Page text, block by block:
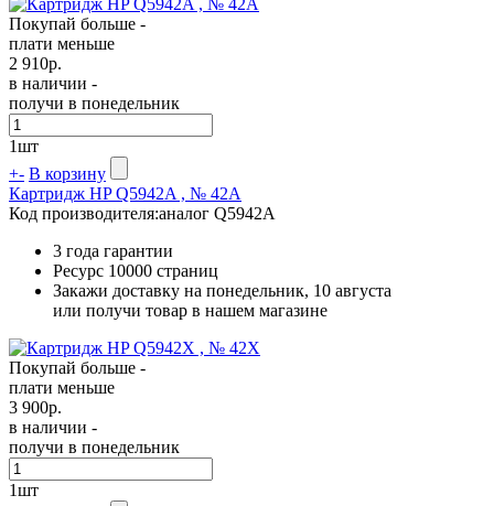
Покупай больше -
плати меньше
2 910р.
в наличии -
получи в понедельник
1шт
+- В корзину
Картридж HP Q5942A , № 42A
Код производителя:аналог Q5942A
3 года гарантии
Ресурс 10000 страниц
Закажи доставку на понедельник, 10 августа
или получи товар в нашем магазине
Покупай больше -
плати меньше
3 900р.
в наличии -
получи в понедельник
1шт